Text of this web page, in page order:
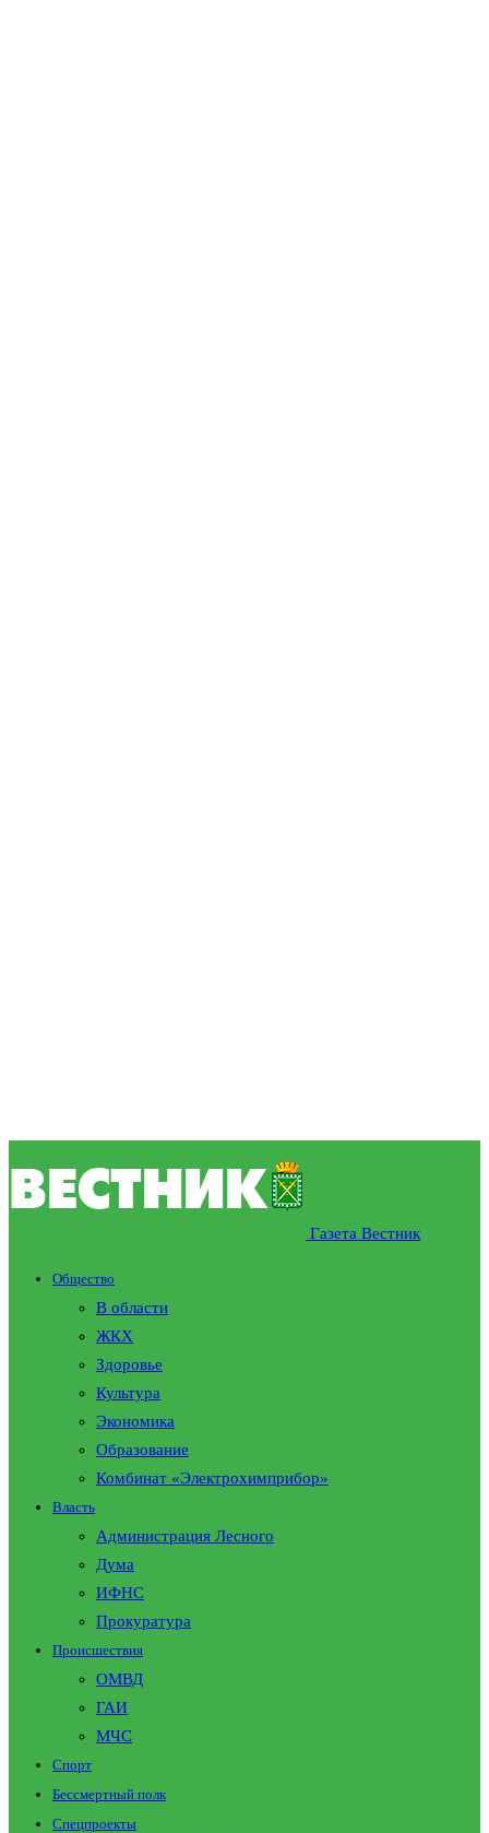
Газета Вестник
Общество
В области
ЖКХ
Здоровье
Культура
Экономика
Образование
Комбинат «Электрохимприбор»
Власть
Администрация Лесного
Дума
ИФНС
Прокуратура
Происшествия
ОМВД
ГАИ
МЧС
Спорт
Бессмертный полк
Спецпроекты